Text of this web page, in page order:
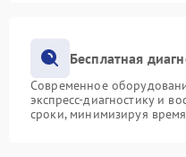
Бесплатная
Современное
экспресс-диагностику и
сроки, минимизируя